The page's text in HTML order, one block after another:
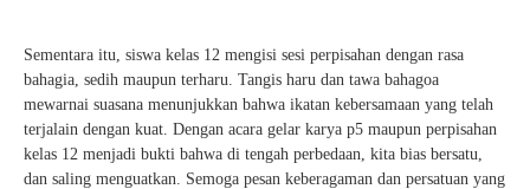
Sementara itu, siswa kelas 12 mengisi sesi perpisahan dengan rasa
bahagia, sedih maupun terharu. Tangis haru dan tawa bahagoa
mewarnai suasana menunjukkan bahwa ikatan kebersamaan yang telah
terjalain dengan kuat. Dengan acara gelar karya p5 maupun perpisahan
kelas 12 menjadi bukti bahwa di tengah perbedaan, kita bias bersatu,
dan saling menguatkan. Semoga pesan keberagaman dan persatuan yang